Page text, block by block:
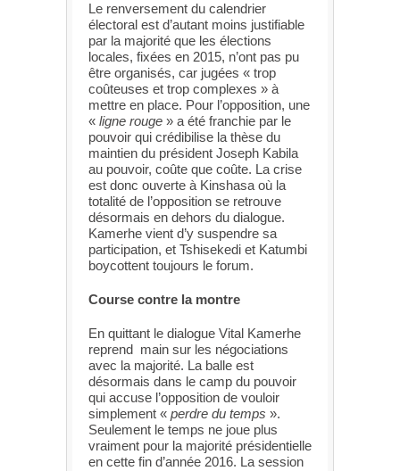
Le renversement du calendrier
électoral est d’autant moins justifiable
par la majorité que les élections
locales, fixées en 2015, n’ont pas pu
être organisés, car jugées « trop
coûteuses et trop complexes » à
mettre en place. Pour l’opposition, une
« ligne rouge » a été franchie par le
pouvoir qui crédibilise la thèse du
maintien du président Joseph Kabila
au pouvoir, coûte que coûte. La crise
est donc ouverte à Kinshasa où la
totalité de l’opposition se retrouve
désormais en dehors du dialogue.
Kamerhe vient d’y suspendre sa
participation, et Tshisekedi et Katumbi
boycottent toujours le forum.
Course contre la montre
En quittant le dialogue Vital Kamerhe
reprend main sur les négociations
avec la majorité. La balle est
désormais dans le camp du pouvoir
qui accuse l’opposition de vouloir
simplement « perdre du temps ».
Seulement le temps ne joue plus
vraiment pour la majorité présidentielle
en cette fin d’année 2016. La session